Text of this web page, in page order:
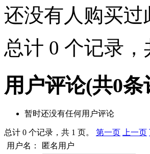
还没有人购买过
总计 0 个记录
用户评论(共0条
暂时还没有任何用户评论
总计 0 个记录，共 1 页。 第一页 上一页
用户名：
匿名用户